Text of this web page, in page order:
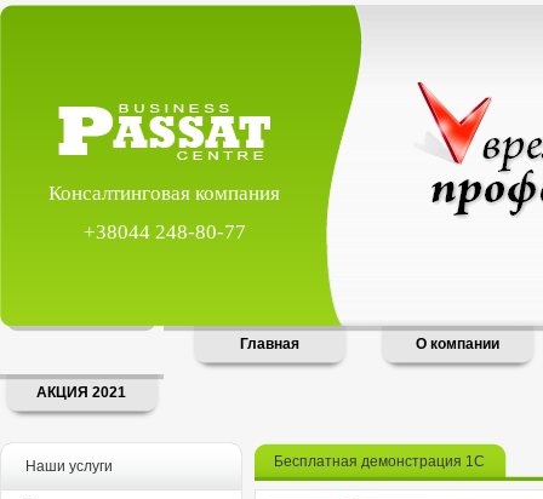
Консалтинговая компания
+38044 248-80-77
Главная О компании
АКЦИЯ 2021
Наши услуги Бесплатная демонстрация 1С